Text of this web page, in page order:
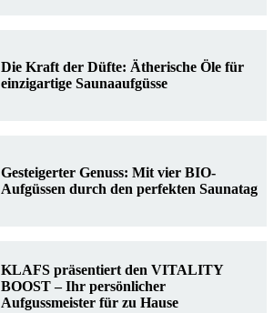
Die Kraft der Düfte: Ätherische Öle für
einzigartige Saunaaufgüsse
Gesteigerter Genuss: Mit vier BIO-
Aufgüssen durch den perfekten Saunatag
KLAFS präsentiert den VITALITY
BOOST – Ihr persönlicher
Aufgussmeister für zu Hause